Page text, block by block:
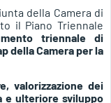
della Camera di
il Piano Triennale
triennale di
della Camera per la
valorizzazione dei
e ulteriore sviluppo